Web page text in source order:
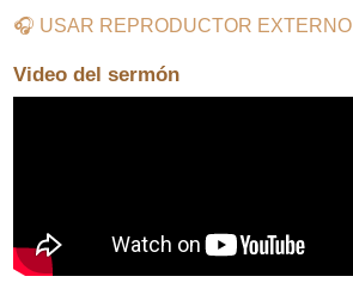
🎧 USAR REPRODUCTOR EXTERNO
Video del sermón